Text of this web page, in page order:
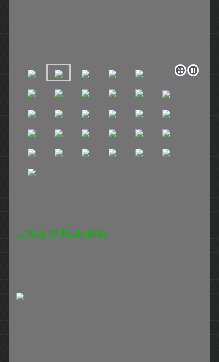
...20.3.15 Esch-Köln